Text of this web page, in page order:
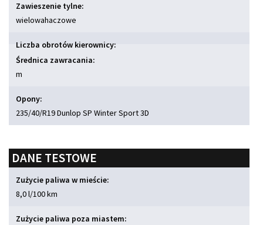
Zawieszenie tylne:
wielowahaczowe
Liczba obrotów kierownicy:
Średnica zawracania:
m
Opony:
235/40/R19 Dunlop SP Winter Sport 3D
DANE TESTOWE
Zużycie paliwa w mieście:
8,0 l/100 km
Zużycie paliwa poza miastem: